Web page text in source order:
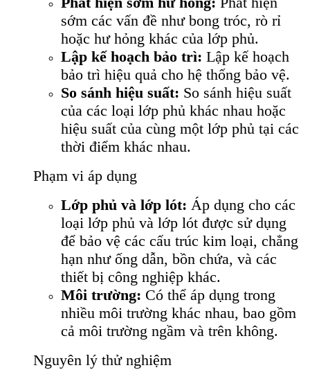
sớm các vấn đề như bong tróc, rò rỉ
hoặc hư hỏng khác của lớp phủ.
Lập kế hoạch bảo trì: Lập kế hoạch
bảo trì hiệu quả cho hệ thống bảo vệ.
So sánh hiệu suất: So sánh hiệu suất
của các loại lớp phủ khác nhau hoặc
hiệu suất của cùng một lớp phủ tại các
thời điểm khác nhau.
Phạm vi áp dụng
Lớp phủ và lớp lót: Áp dụng cho các
loại lớp phủ và lớp lót được sử dụng
để bảo vệ các cấu trúc kim loại, chẳng
hạn như ống dẫn, bồn chứa, và các
thiết bị công nghiệp khác.
Môi trường: Có thể áp dụng trong
nhiều môi trường khác nhau, bao gồm
cả môi trường ngầm và trên không.
Nguyên lý thử nghiệm